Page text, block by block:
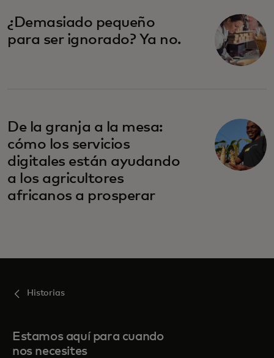
¿Demasiado pequeño
para ser ignorado? Ya no.
De la granja a la mesa:
cómo los servicios
digitales están ayudando
a los agricultores
africanos a prosperar
Historias
Estamos aquí para cuando
nos necesites